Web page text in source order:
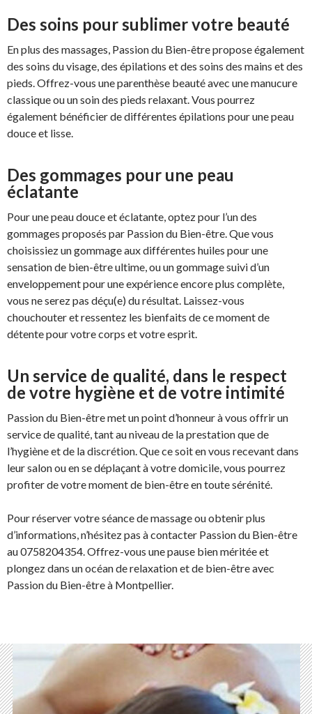
Des soins pour sublimer votre beauté
En plus des massages, Passion du Bien-être propose également
des soins du visage, des épilations et des soins des mains et des
pieds. Offrez-vous une parenthèse beauté avec une manucure
classique ou un soin des pieds relaxant. Vous pourrez
également bénéficier de différentes épilations pour une peau
douce et lisse.
Des gommages pour une peau
éclatante
Pour une peau douce et éclatante, optez pour l’un des
gommages proposés par Passion du Bien-être. Que vous
choisissiez un gommage aux différentes huiles pour une
sensation de bien-être ultime, ou un gommage suivi d’un
enveloppement pour une expérience encore plus complète,
vous ne serez pas déçu(e) du résultat. Laissez-vous
chouchouter et ressentez les bienfaits de ce moment de
détente pour votre corps et votre esprit.
Un service de qualité, dans le respect
de votre hygiène et de votre intimité
Passion du Bien-être met un point d’honneur à vous offrir un
service de qualité, tant au niveau de la prestation que de
l’hygiène et de la discrétion. Que ce soit en vous recevant dans
leur salon ou en se déplaçant à votre domicile, vous pourrez
profiter de votre moment de bien-être en toute sérénité.
Pour réserver votre séance de massage ou obtenir plus
d’informations, n’hésitez pas à contacter Passion du Bien-être
au 0758204354. Offrez-vous une pause bien méritée et
plongez dans un océan de relaxation et de bien-être avec
Passion du Bien-être à Montpellier.